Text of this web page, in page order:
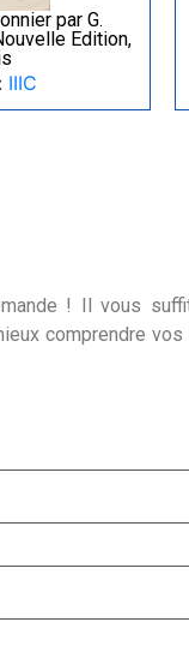
par G.
Edition,
IIIC
! Il vous
comprendre